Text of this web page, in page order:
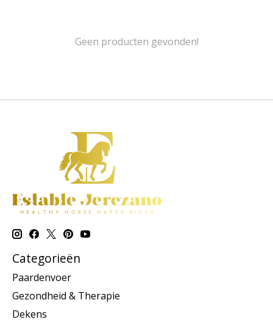
Geen producten gevonden!
Categorieën
Paardenvoer
Gezondheid & Therapie
Dekens